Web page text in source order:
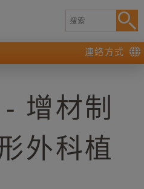
連絡方式
增材制
外科植